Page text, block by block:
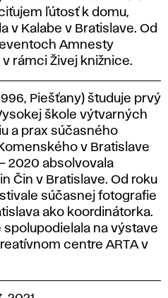
ľútosť k domu,
v Kalabe v Bratislave. Od
eventoch Amnesty
rámci Živej knižnice.
Piešťany) študuje prvý
škole výtvarných
a prax súčasného
v Bratislave
2020 absolvovala
Čin v Bratislave. Od roku
súčasnej fotografie
ako koordinátorka.
na výstave
centre ARTA v